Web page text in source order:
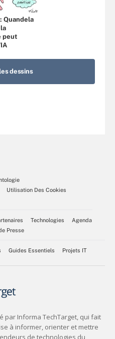
Quandela
peut
dessins
Utilisation Des Cookies
Technologies
Agenda
Presse
Guides Essentiels Projets IT